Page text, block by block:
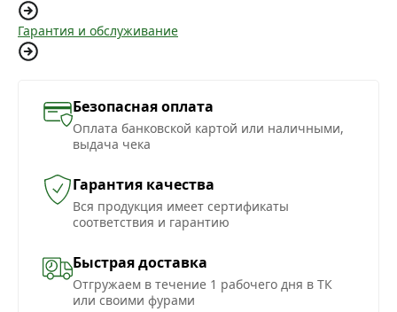
Гарантия и обслуживание
Безопасная оплата
Оплата банковской картой или наличными,
выдача чека
Гарантия качества
Вся продукция имеет сертификаты
соответствия и гарантию
Быстрая доставка
Отгружаем в течение 1 рабочего дня в ТК
или своими фурами